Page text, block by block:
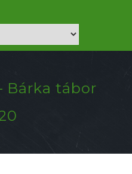
Bárka tábor